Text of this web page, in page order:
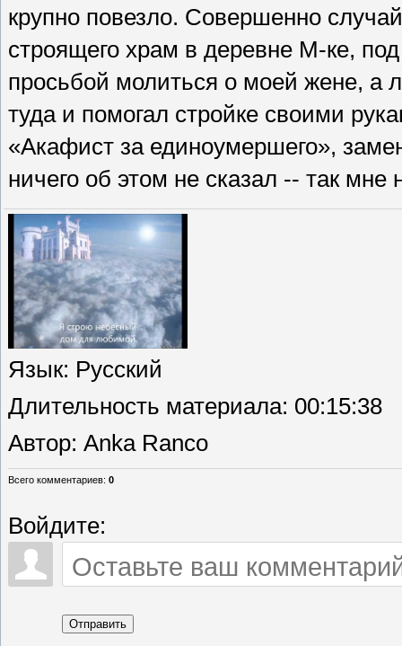
крупно повезло. Совершенно
строящего храм в деревне М-ке,
просьбой молиться о моей жене, а
туда и помогал стройке своими
«Акафист за единоумершего»,
ничего об этом не сказал -- так
Язык: Русский
Длительность материала: 00:15:38
Автор: Anka Ranco
Всего комментариев: 0
Войдите:
Отправить